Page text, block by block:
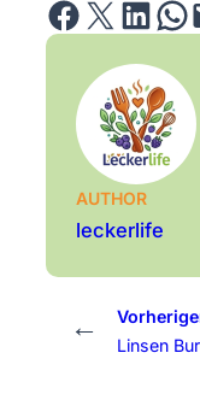
Share on Facebook Email this Page Share on LinkedIn Share on WhatsApp
AUTHOR
leckerlife
←
Linsen